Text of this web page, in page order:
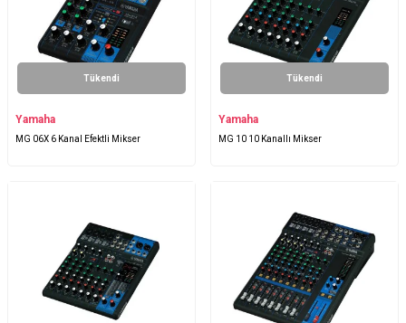
Tükendi
Yamaha
MG 06X 6 Kanal Efektli Mikser
Tükendi
Yamaha
MG 10 10 Kanallı Mikser